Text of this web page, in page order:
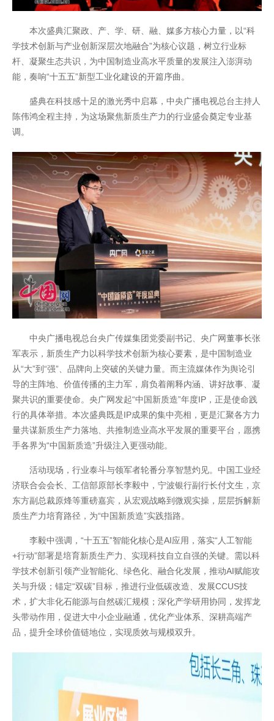
开云全站安全
开云全站体验棒
本次盛典汇聚政、产、学、研、融、媒多方核心力量，以“科
学技术创新与产业创新深层次地融合”为核心议题，树立行业标
杆、凝聚生态共识，为中国制造业高水平质量的发展注入澎湃动
能，奏响“十五五”新型工业化建设的开篇序曲。
盛典在科技感十足的激光秀中启幕，中央广播电视总台主持人
陈伟鸿全程主持，为这场聚焦新质生产力的行业盛会奠定专业基
调。
中央广播电视总台央广传媒集团党委副书记、央广网董事长张
军表示，新质生产力以科学技术创新为核心要素，是中国制造业
从“大”到“强”、品牌向上突破的关键力量。而主流媒体作为舆论引
导的主阵地、价值传播的主力军，肩负着阐释内涵、讲好故事、凝
聚共识的重要使命。央广网发起“中国新质造”年度IP，正是使命践
行的具体举措。本次盛典既是IP成果的集中亮相，更是汇聚各方力
量共谋新质生产力落地、共推制造业高水平发展的重要平台，愿携
手各界为“中国新质造”升级注入更强动能。
活动现场，行业泰斗与领军者轮番分享智慧灼见。中国工业经
济联合会会长、工信部原部长李毅中，宁波银行副行长付文生，京
东方副总裁原烽等重磅嘉宾，从宏观战略到微观实操，层层拆解新
质生产力培育路径，为“中国新质造”实践指路。
李毅中强调，“十五五”智能化核心是AI应用，落实“人工智能
+行动”部署是培育新质生产力、实现科技自立自强的关键。需以科
学技术创新引领产业智能化、绿色化、融合化发展，推动AI赋能攻
关与升级；锚定“双碳”目标，推进行业低碳改造、发展CCUS技
术，扩大非化石能源与自然碳汇规模；深化产学研用协同，发挥龙
头带动作用，促进大中小企业融通，优化产业体系、深耕高端产
品，提升全球价值链地位，实现质效与规模双升。